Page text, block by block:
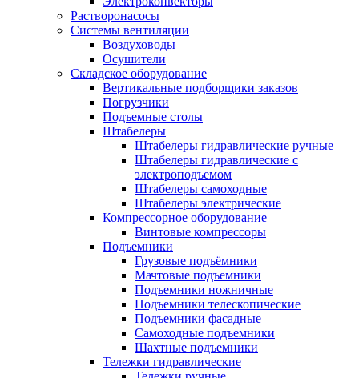
Растворонасосы
Системы вентиляции
Воздуховоды
Осушители
Складское оборудование
Вертикальные подборщики заказов
Погрузчики
Подъемные столы
Штабелеры
Штабелеры гидравлические ручные
Штабелеры гидравлические с
электроподъемом
Штабелеры самоходные
Штабелеры электрические
Компрессорное оборудование
Винтовые компрессоры
Подъемники
Грузовые подъёмники
Мачтовые подъемники
Подъемники ножничные
Подъемники телескопические
Подъемники фасадные
Самоходные подъемники
Шахтные подъемники
Тележки гидравлические